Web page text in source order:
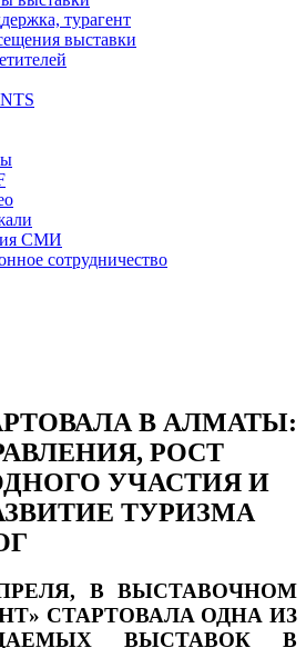
турагент
выставки
СМИ
сотрудничество
В АЛМАТЫ:
РОСТ
УЧАСТИЯ И
ТУРИЗМА
, В ВЫСТАВОЧНОМ
СТАРТОВАЛА ОДНА ИЗ
ВЫСТАВОК В